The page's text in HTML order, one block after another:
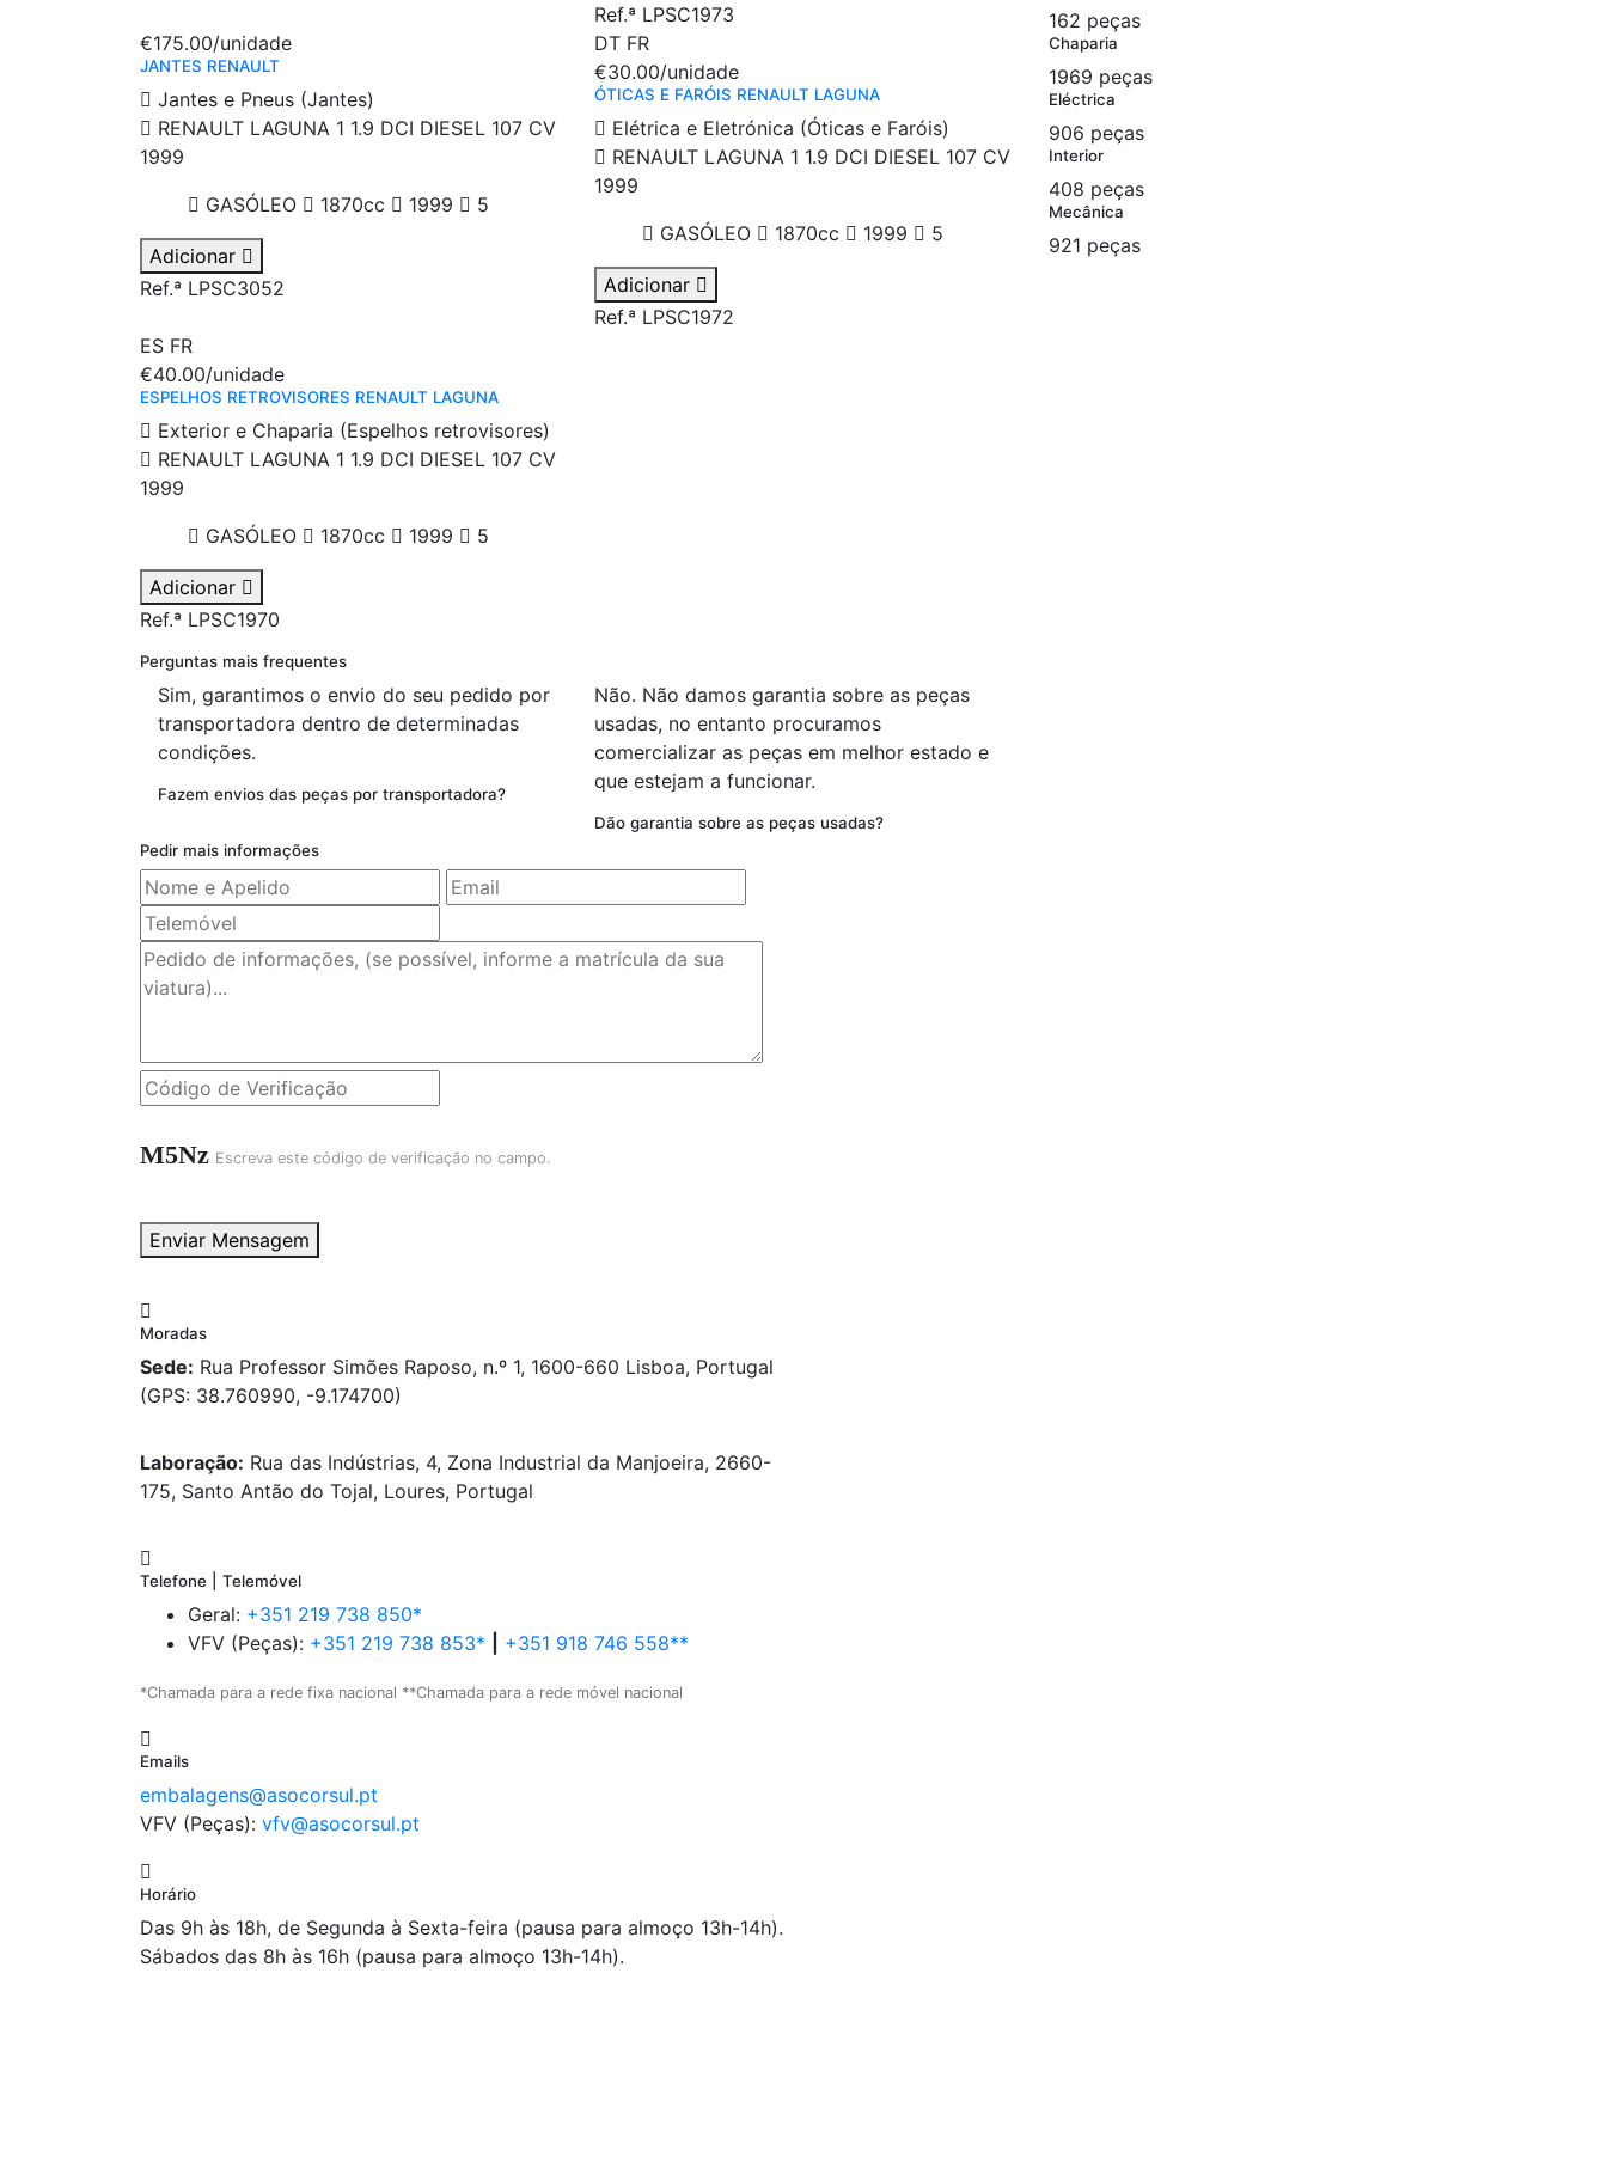
Ref.ª LPSC1973
€175.00/unidade
JANTES RENAULT
Jantes e Pneus (Jantes)
RENAULT LAGUNA 1 1.9 DCI DIESEL 107 CV
1999
GASÓLEO
1870cc 1999 5
Adicionar
Ref.ª LPSC3052
DT FR
€30.00/unidade
ÓTICAS E FARÓIS RENAULT LAGUNA
Elétrica e Eletrónica (Óticas e Faróis)
RENAULT LAGUNA 1 1.9 DCI DIESEL 107 CV
1999
GASÓLEO
1870cc 1999 5
Adicionar
Ref.ª LPSC1972
ES FR
€40.00/unidade
ESPELHOS RETROVISORES RENAULT LAGUNA
Exterior e Chaparia (Espelhos retrovisores)
RENAULT LAGUNA 1 1.9 DCI DIESEL 107 CV
1999
GASÓLEO
1870cc 1999 5
Adicionar
Ref.ª LPSC1970
Perguntas mais frequentes
Sim, garantimos o envio do seu pedido por
transportadora dentro de determinadas
condições.
Fazem envios das peças por transportadora?
Não. Não damos garantia sobre as peças
usadas, no entanto procuramos
comercializar as peças em melhor estado e
que estejam a funcionar.
Dão garantia sobre as peças usadas?
Pedir mais informações
M5Nz Escreva este código de verificação no campo.
Enviar Mensagem
162 peças
Chaparia
1969 peças
Eléctrica
906 peças
Interior
408 peças
Mecânica
921 peças
Moradas
Sede: Rua Professor Simões Raposo, n.º 1, 1600-660 Lisboa, Portugal
(GPS: 38.760990, -9.174700)
Laboração: Rua das Indústrias, 4, Zona Industrial da Manjoeira, 2660-
175, Santo Antão do Tojal, Loures, Portugal
Telefone | Telemóvel
Geral: +351 219 738 850*
VFV (Peças): +351 219 738 853* +351 918 746 558**
*Chamada para a rede fixa nacional **Chamada para a rede móvel nacional
Emails
embalagens@asocorsul.pt
VFV (Peças): vfv@asocorsul.pt
Horário
Das 9h às 18h, de Segunda à Sexta-feira (pausa para almoço 13h-14h).
Sábados das 8h às 16h (pausa para almoço 13h-14h).